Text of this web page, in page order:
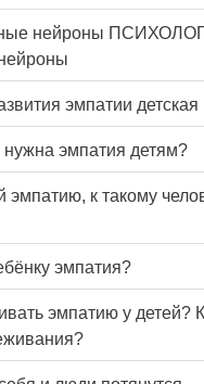
нейроны
эмпатии детская
нужна эмпатия детям?
эмпатию, к такому
эмпатия?
эмпатию у детей?